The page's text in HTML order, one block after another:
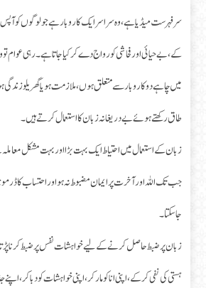
سر فہرست میڈیا ہے، وہ سراسر ایک کاروبار ہے جو لوگوں کو آپس
کے ، بے حیائی اور فحاشی کو رواج دے کر کیا جاتا ہے ۔ رہی عوام
میں چاہے دو کاروبار سے متعلق ہوں ، ملازمت ہو یا گھریلو زندگی
طاق رکھتے ہوئے بے دریغانہ زبان کا استعمال کرتے ہیں ۔
زبان کے استعمال میں احتیاط ایک بہت بڑا اور بہت مشکل
جب تک اللہ اور آخرت پر ایمان مضبوط نہ ہو اور احتساب کا ڈر
جاسکتا۔
زبان پر ضبط حاصل کرنے کے لیے خواہشات نفس پر ضبط کرنا پڑتا
ہستی کی نفی کر کے ، اپنی انا کو مارکر ، اپنی خواہشات کو دبا کر ،